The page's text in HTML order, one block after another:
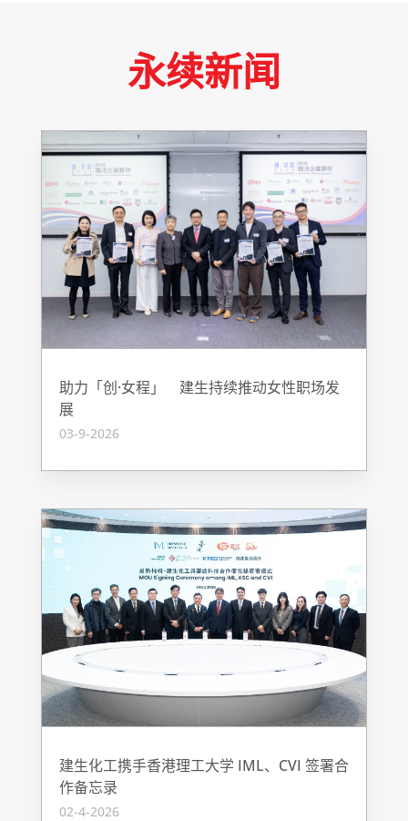
永续新闻
助力「创·女程」 建生持续推动女性职场发
展
03-9-2026
建生化工携手香港理工大学 IML、CVI 签署合
作备忘录
02-4-2026